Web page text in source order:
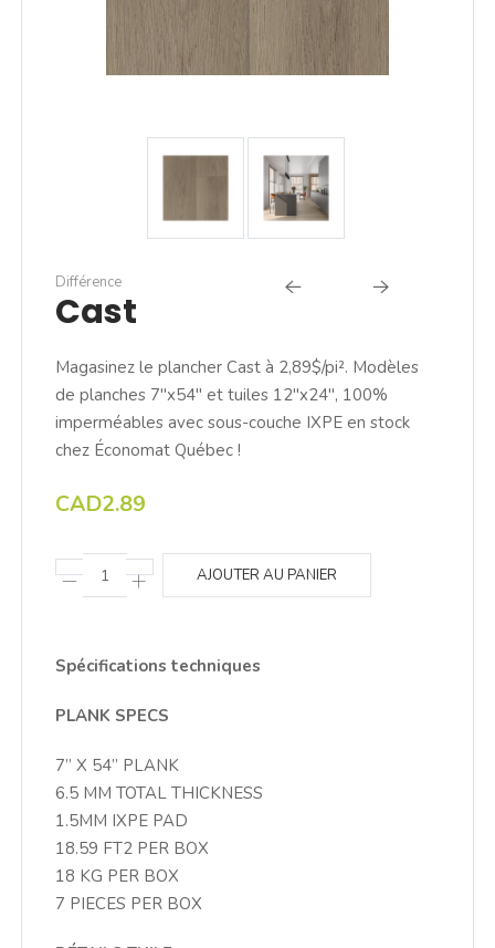
Différence
Cast
Magasinez le plancher Cast à 2,89$/pi². Modèles
de planches 7"x54" et tuiles 12"x24", 100%
imperméables avec sous-couche IXPE en stock
chez Économat Québec !
CAD2.89
AJOUTER AU PANIER
Spécifications techniques
PLANK SPECS
7” X 54” PLANK
6.5 MM TOTAL THICKNESS
1.5MM IXPE PAD
18.59 FT2 PER BOX
18 KG PER BOX
7 PIECES PER BOX